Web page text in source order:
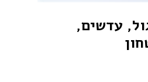
עדשים,